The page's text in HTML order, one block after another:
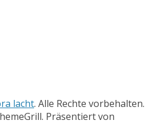
lacht. Alle Rechte vorbehalten.
Präsentiert von